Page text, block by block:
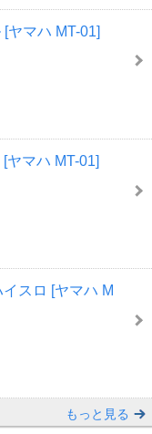
ヤマハ MT-01]
ヤマハ MT-01]
スロ [ヤマハ M
もっと見る